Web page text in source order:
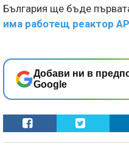
България ще бъде
има работещ реактор
Добави ни в
Google